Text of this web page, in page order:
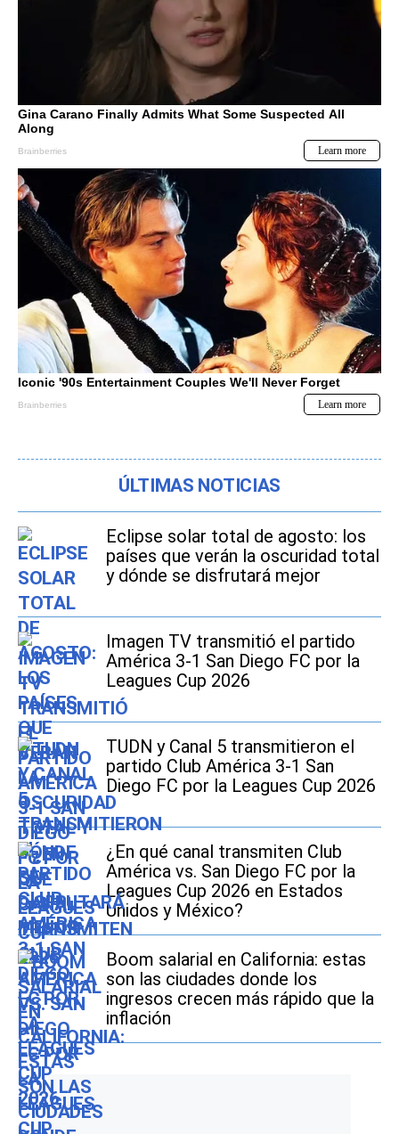
ÚLTIMAS NOTICIAS
Eclipse solar total de agosto: los
países que verán la oscuridad total
y dónde se disfrutará mejor
Imagen TV transmitió el partido
América 3-1 San Diego FC por la
Leagues Cup 2026
TUDN y Canal 5 transmitieron el
partido Club América 3-1 San
Diego FC por la Leagues Cup 2026
¿En qué canal transmiten Club
América vs. San Diego FC por la
Leagues Cup 2026 en Estados
Unidos y México?
Boom salarial en California: estas
son las ciudades donde los
ingresos crecen más rápido que la
inflación